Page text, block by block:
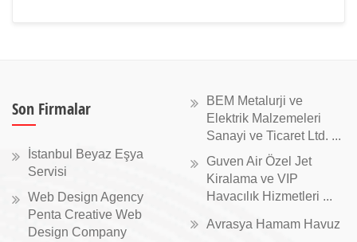
Son Firmalar
İstanbul Beyaz Eşya
Servisi
Web Design Agency
Penta Creative Web
Design Company
BEM Metalurji ve
Elektrik Malzemeleri
Sanayi ve Ticaret Ltd. ...
Guven Air Özel Jet
Kiralama ve VIP
Havacılık Hizmetleri ...
Avrasya Hamam Havuz